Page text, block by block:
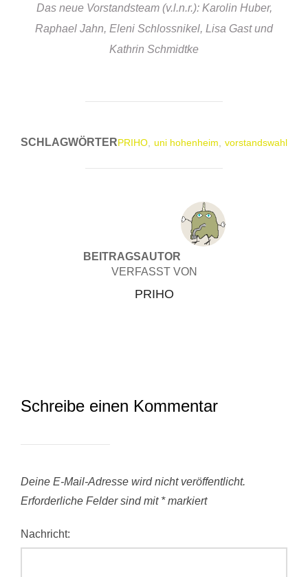
Das neue Vorstandsteam (v.l.n.r.): Karolin Huber,
Raphael Jahn, Eleni Schlossnikel, Lisa Gast und
Kathrin Schmidtke
SCHLAGWÖRTERPRIHO uni hohenheim vorstandswahl
BEITRAGSAUTOR
VERFASST VON
PRIHO
Schreibe einen Kommentar
Deine E-Mail-Adresse wird nicht veröffentlicht.
Erforderliche Felder sind mit *markiert
Nachricht: